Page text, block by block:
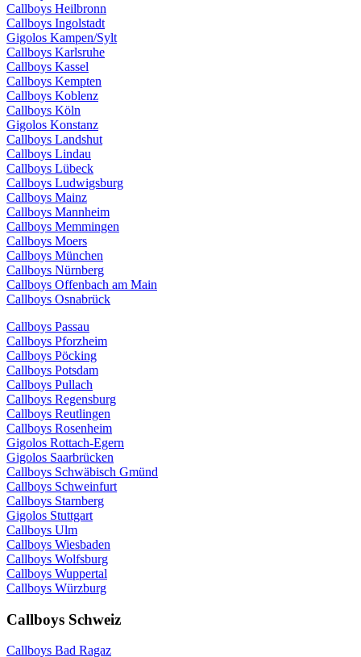
Callboys Heilbronn
Callboys Ingolstadt
Gigolos Kampen/Sylt
Callboys Karlsruhe
Callboys Kassel
Callboys Kempten
Callboys Koblenz
Callboys Köln
Gigolos Konstanz
Callboys Landshut
Callboys Lindau
Callboys Lübeck
Callboys Ludwigsburg
Callboys Mainz
Callboys Mannheim
Callboys Memmingen
Callboys Moers
Callboys München
Callboys Nürnberg
Callboys Offenbach am Main
Callboys Osnabrück
Callboys Passau
Callboys Pforzheim
Callboys Pöcking
Callboys Potsdam
Callboys Pullach
Callboys Regensburg
Callboys Reutlingen
Callboys Rosenheim
Gigolos Rottach-Egern
Gigolos Saarbrücken
Callboys Schwäbisch Gmünd
Callboys Schweinfurt
Callboys Starnberg
Gigolos Stuttgart
Callboys Ulm
Callboys Wiesbaden
Callboys Wolfsburg
Callboys Wuppertal
Callboys Würzburg
Callboys Schweiz
Callboys Bad Ragaz